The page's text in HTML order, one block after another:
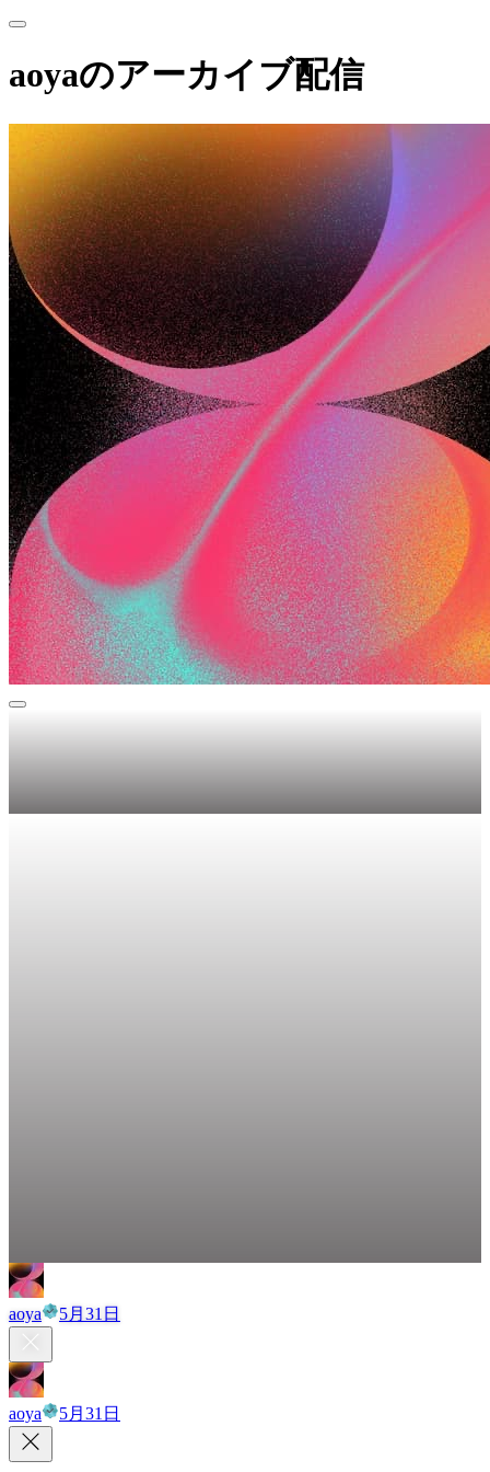
aoyaのアーカイブ配信
aoya 5月31日
aoya 5月31日